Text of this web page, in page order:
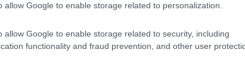
allow Google to enable storage related to personalization.
allow Google to enable storage related to security, including
functionality and fraud prevention, and other user
στρατηγική προσέγγιση», δήλωσε ο
κινήσεις της Τουρκίας, η Ευρωπαϊκή
όταν διαμηνύουν ότι «το διεθνές
ότι για να υπάρξει «
πρόοδος στις
Τουρκία